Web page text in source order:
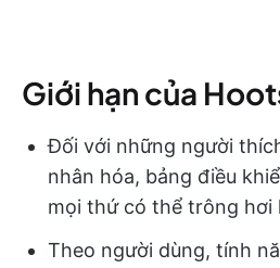
Giới hạn của
Đối với những người
nhân hóa, bảng điều
mọi thứ có thể trông hơi
Theo người dùng, tính